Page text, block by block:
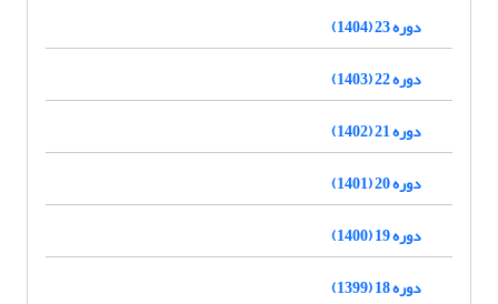
دوره 23 (1404)
دوره 22 (1403)
دوره 21 (1402)
دوره 20 (1401)
دوره 19 (1400)
دوره 18 (1399)